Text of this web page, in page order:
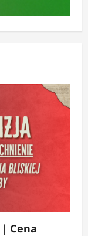
| Cena